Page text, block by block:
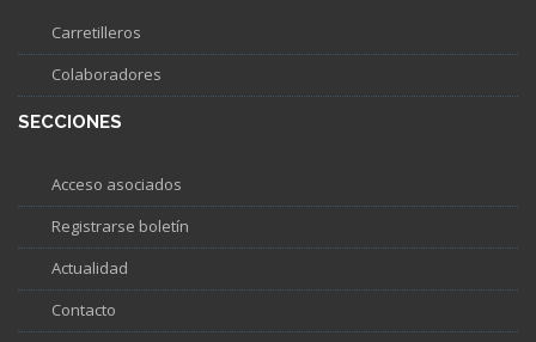
Carretilleros
Colaboradores
SECCIONES
Acceso asociados
Registrarse boletín
Actualidad
Contacto